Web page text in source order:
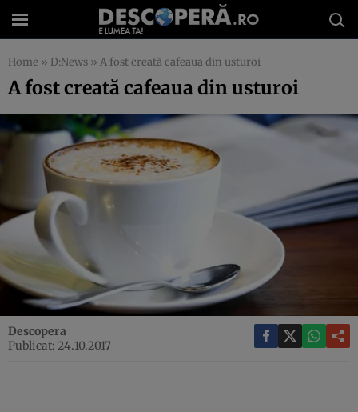
Home » D:News » A fost creată cafeaua din usturoi
A fost creată cafeaua din usturoi
Descopera
Publicat: 24.10.2017